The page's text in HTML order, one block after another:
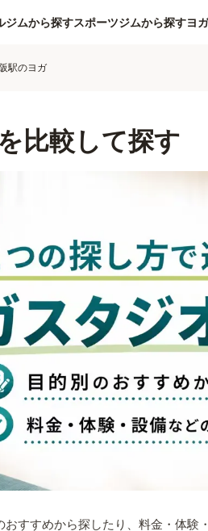
ジムから探すスポーツジムから探すヨ
駅のヨガ
比較して探す
すすめから探したり、料金・体験